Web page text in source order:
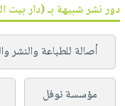
دور نشر شبيهة بـ (دار بيت
أصالة للطباعة والنشر
مؤسسة نوفل